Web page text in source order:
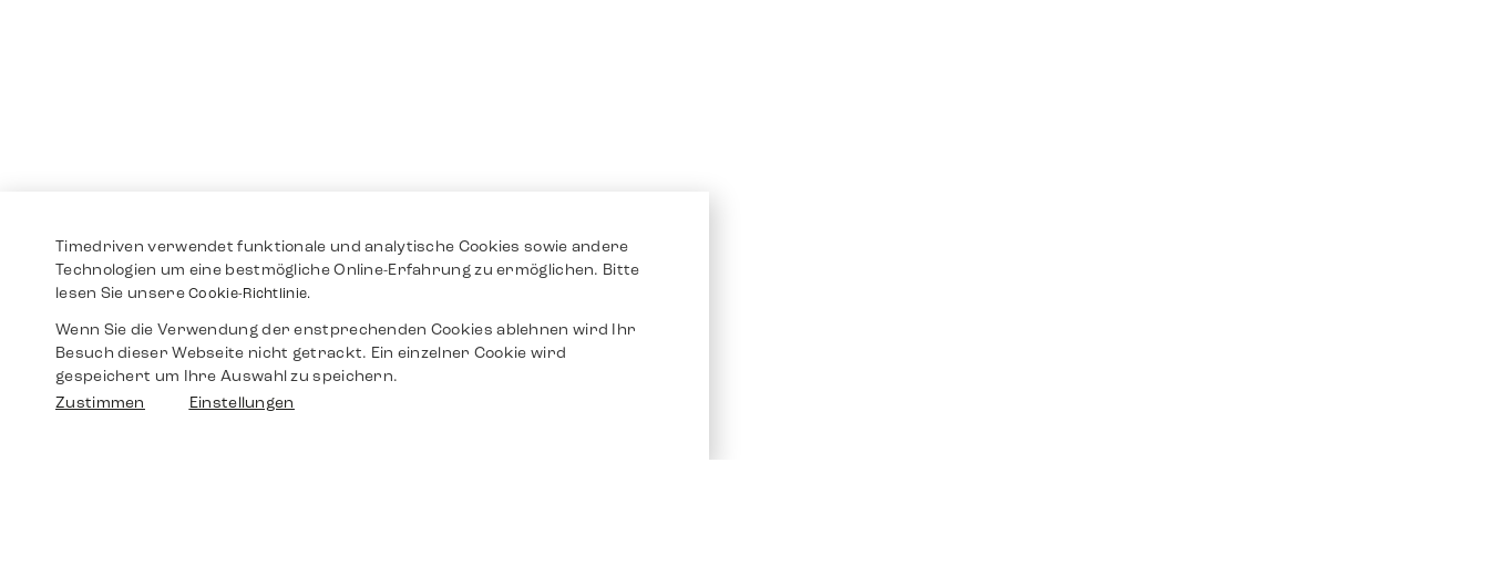
Timedriven verwendet funktionale und analytische Cookies sowie andere
Technologien um eine bestmögliche Online-Erfahrung zu ermöglichen. Bitte
lesen Sie unsereCookie-Richtlinie.
Wenn Sie die Verwendung der enstprechenden Cookies ablehnen wird Ihr
Besuch dieser Webseite nicht getrackt. Ein einzelner Cookie wird
gespeichert um Ihre Auswahl zu speichern.
Zustimmen
Einstellungen